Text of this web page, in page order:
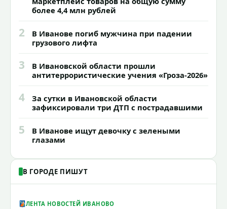
более 4,4 млн рублей
2
В Иванове погиб мужчина при падении
грузового лифта
3
В Ивановской области прошли
антитеррористические учения «Гроза-2026»
4
За сутки в Ивановской области
зафиксировали три ДТП с пострадавшими
5
В Иванове ищут девочку с зелеными
глазами
В ГОРОДЕ ПИШУТ
ЛЕНТА НОВОСТЕЙ ИВАНОВО